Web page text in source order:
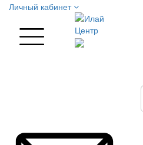
Личный кабинет